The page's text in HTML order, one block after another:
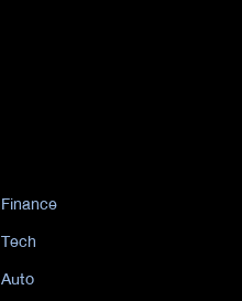
Finance
Tech
Auto